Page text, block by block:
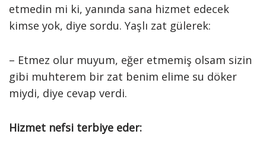
etmedin mi ki, yanında sana hizmet edecek
kimse yok, diye sordu. Yaşlı zat gülerek:
– Etmez olur muyum, eğer etmemiş olsam sizin
gibi muhterem bir zat benim elime su döker
miydi, diye cevap verdi.
Hizmet nefsi terbiye eder: